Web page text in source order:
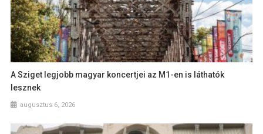
A Sziget legjobb magyar koncertjei az M1-en is láthatók
lesznek
augusztus 6, 2026